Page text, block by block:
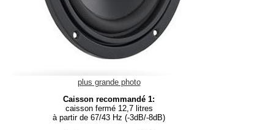
plus grande photo
Caisson recommandé 1:
caisson fermé 12,7 litres
à partir de 67/43 Hz (-3dB/-8dB)